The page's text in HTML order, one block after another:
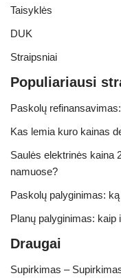
Taisyklės
DUK
Straipsniai
Populiariausi
Paskolų
Kas lemia kuro kainas
Saulės elektrinės kaina
namuose?
Paskolų palyginimas:
Planų palyginimas: kaip
Draugai
Supirkimas –